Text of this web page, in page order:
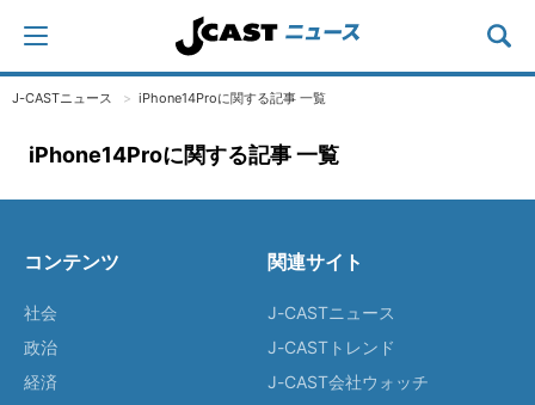
J-CASTニュース iPhone14Proに関する記事 一覧
iPhone14Proに関する記事 一覧
コンテンツ
社会
政治
経済
関連サイト
J-CASTニュース
J-CASTトレンド
J-CAST会社ウォッチ